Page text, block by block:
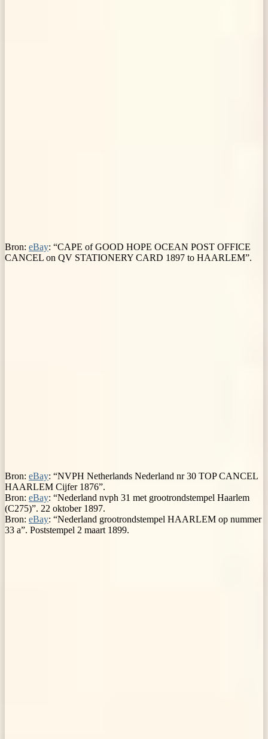
Bron: eBay: “CAPE of GOOD HOPE OCEAN POST OFFICE
CANCEL on QV STATIONERY CARD 1897 to HAARLEM”.
Bron: eBay: “NVPH Netherlands Nederland nr 30 TOP CANCEL
HAARLEM Cijfer 1876”.
Bron: eBay: “Nederland nvph 31 met grootrondstempel Haarlem
(C275)”. 22 oktober 1897.
Bron: eBay: “Nederland grootrondstempel HAARLEM op nummer
33 a”. Poststempel 2 maart 1899.